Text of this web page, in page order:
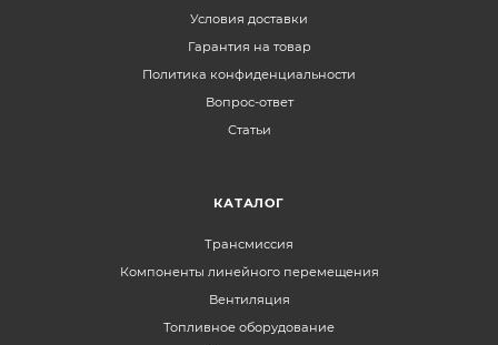
Условия доставки
Гарантия на товар
Политика конфиденциальности
Вопрос-ответ
Статьи
КАТАЛОГ
Трансмиссия
Компоненты линейного перемещения
Вентиляция
Топливное оборудование